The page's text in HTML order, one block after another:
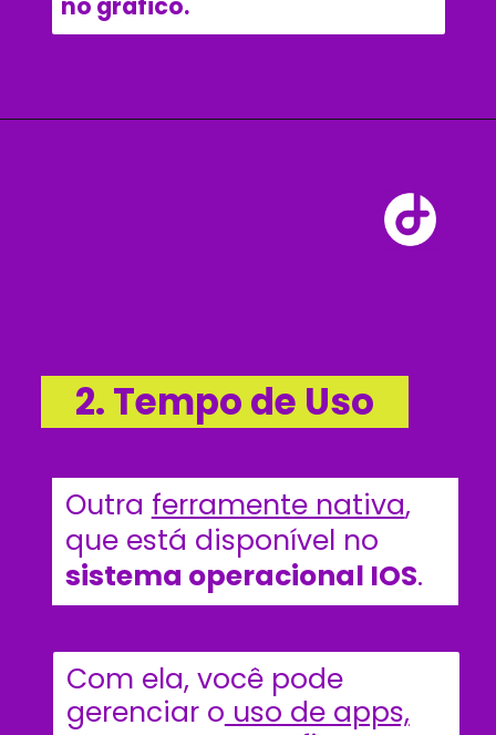
2. Tempo de Uso
Outra ferramente nativa,
sistema operacional IOS.
Com ela, você pode
gerenciar o uso de apps,